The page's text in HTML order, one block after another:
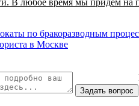
В любое время мы придем на
по бракоразводным
в Москве